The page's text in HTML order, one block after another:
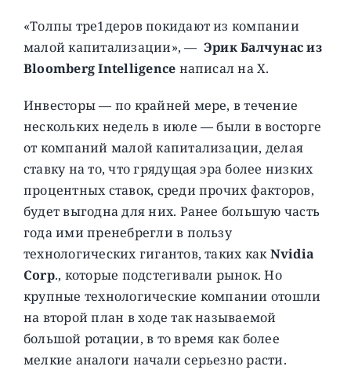
«Толпы тре1деров покидают из компании
малой капитализации», — Эрик Балчунас из
Bloomberg Intelligence написал на X.
Инвесторы — по крайней мере, в течение
нескольких недель в июле — были в восторге
от компаний малой капитализации, делая
ставку на то, что грядущая эра более низких
процентных ставок, среди прочих факторов,
будет выгодна для них. Ранее большую часть
года ими пренебрегли в пользу
технологических гигантов, таких какNvidia
Corp., которые подстегивали рынок. Но
крупные технологические компании отошли
на второй план в ходе так называемой
большой ротации, в то время как более
мелкие аналоги начали серьезно расти.